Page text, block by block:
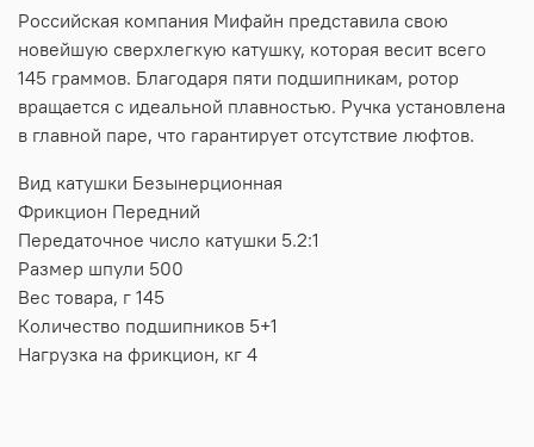
Российская компания Мифайн представила свою
новейшую сверхлегкую катушку, которая весит всего
145 граммов. Благодаря пяти подшипникам, ротор
вращается с идеальной плавностью. Ручка установлена
в главной паре, что гарантирует отсутствие люфтов.
Вид катушки Безынерционная
Фрикцион Передний
Передаточное число катушки 5.2:1
Размер шпули 500
Вес товара, г 145
Количество подшипников 5+1
Нагрузка на фрикцион, кг 4